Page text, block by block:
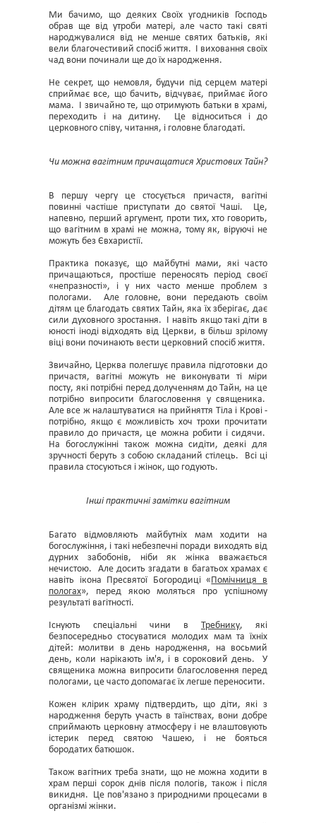
Ми бачимо, що деяких Своїх угодників Господь
обрав ще від утроби матері, але часто такі святі
народжувалися від не менше святих батьків, які
вели благочестивий спосіб життя. І виховання своїх
чад вони починали ще до їх народження.
Не секрет, що немовля, будучи під серцем матері
сприймає все, що бачить, відчуває, приймає його
мама. І звичайно те, що отримують батьки в храмі,
переходить і на дитину. Це відноситься і до
церковного співу, читання, і головне благодаті.
Чи можна вагітним причащатися Христових Тайн?
В першу чергу це стосується причастя, вагітні
повинні частіше приступати до святої Чаші. Це,
напевно, перший аргумент, проти тих, хто говорить,
що вагітним в храмі не можна, тому як, віруючі не
можуть без Євхаристії.
Практика показує, що майбутні мами, які часто
причащаються, простіше переносять період своєї
«непразності», і у них часто менше проблем з
пологами. Але головне, вони передають своїм
дітям це благодать святих Тайн, яка їх зберігає, дає
сили духовного зростання. І навіть якщо такі діти в
юності іноді відходять від Церкви, в більш зрілому
віці вони починають вести церковний спосіб життя.
Звичайно, Церква полегшує правила підготовки до
причастя, вагітні можуть не виконувати ті міри
посту, які потрібні перед долученням до Тайн, на це
потрібно випросити благословення у священика.
Але все ж налаштуватися на прийняття Тіла і Крові -
потрібно, якщо є можливість хоч трохи прочитати
правило до причастя, це можна робити і сидячи.
На богослужінні також можна сидіти, деякі для
зручності беруть з собою складаний стілець. Всі ці
правила стосуються і жінок, що годують.
Інші практичні замітки вагітним
Багато відмовляють майбутніх мам ходити на
богослужіння, і такі небезпечні поради виходять від
дурних забобонів, ніби як жінка вважається
нечистою. Але досить згадати в багатьох храмах є
навіть ікона Пресвятої Богородиці «Помічниця в
пологах», перед якою моляться про успішному
результаті вагітності.
Існують спеціальні чини в Требнику, які
безпосередньо стосуватися молодих мам та їхніх
дітей: молитви в день народження, на восьмий
день, коли нарікають ім'я, і ​​в сороковий день. У
священика можна випросити благословення перед
пологами, це часто допомагає їх легше переносити.
Кожен клірик храму підтвердить, що діти, які з
народження беруть участь в таїнствах, вони добре
сприймають церковну атмосферу і не влаштовують
істерик перед святою Чашею, і не бояться
бородатих батюшок.
Також вагітних треба знати, що не можна ходити в
храм перші сорок днів після пологів, також і після
викидня. Це пов'язано з природними процесами в
організмі жінки.